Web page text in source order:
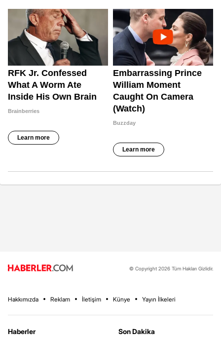
© Copyright 2026 Tüm Hakları Gizlidir.
Hakkımızda Reklam İletişim Künye Yayın İlkeleri
Haberler
Son Dakika